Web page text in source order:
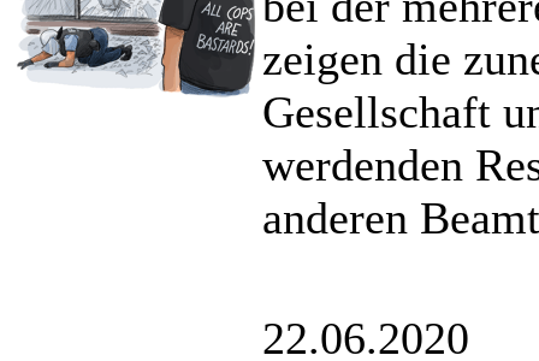
zeigen die
Gesellschaft
werdenden
anderen
22.06.2020